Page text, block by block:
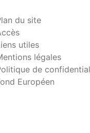
du site
utiles
légales
de
Européen